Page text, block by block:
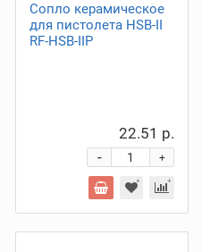
Сопло керамическое
для пистолета HSB-II
RF-HSB-IIP
22.51 р.
+
-